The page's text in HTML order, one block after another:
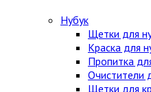
Нубук
Щетки для
Краска для
Пропитка
Очистители
Щетки для